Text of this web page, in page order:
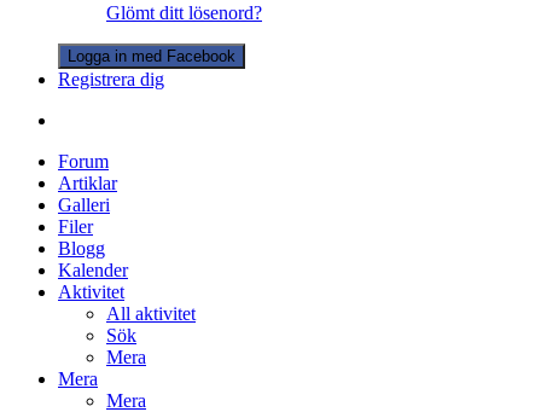
Glömt ditt lösenord?
Logga in med Facebook
Registrera dig
Forum
Artiklar
Galleri
Filer
Blogg
Kalender
Aktivitet
All aktivitet
Sök
Mera
Mera
Mera